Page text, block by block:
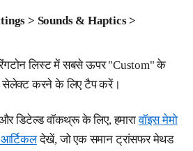
> Sounds & Haptics >
लिस्ट में सबसे ऊपर "Custom" के
सेलेक्ट करने के लिए टैप करें।
डिटेल्ड वॉकथ्रू के लिए, हमारावॉइस मेमो
आर्टिकलदेखें, जो एक समान ट्रांसफर मेथड